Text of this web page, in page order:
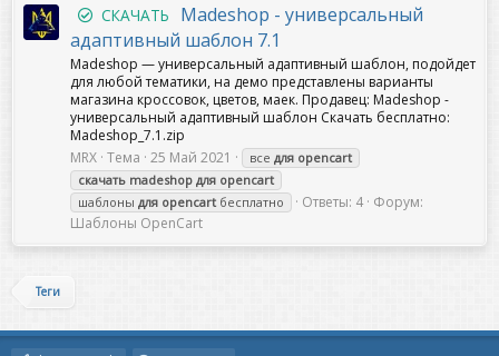
СКАЧАТЬ
Madeshop - универсальный
адаптивный шаблон 7.1
Madeshop — универсальный адаптивный шаблон, подойдет
для любой тематики, на демо представлены варианты
магазина кроссовок, цветов, маек. Продавец: Madeshop -
универсальный адаптивный шаблон Скачать бесплатно:
Madeshop_7.1.zip
MRX Тема 25 Май 2021 все для opencart
скачать madeshop для opencart
шаблоны для opencart бесплатно Ответы: 4 Форум:
Шаблоны OpenCart
Теги